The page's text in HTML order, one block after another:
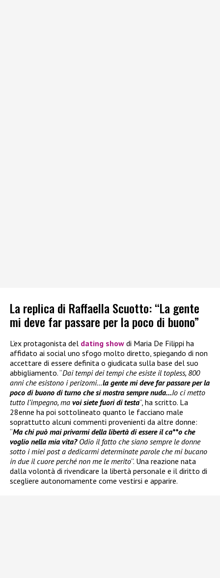
La replica di Raffaella Scuotto: “La gente
mi deve far passare per la poco di buono”
L’ex protagonista del dating show di Maria De Filippi ha
affidato ai social uno sfogo molto diretto, spiegando di non
accettare di essere definita o giudicata sulla base del suo
abbigliamento. “Dai tempi dei tempi che esiste il topless, 800
anni che esistono i perizomi…la gente mi deve far passare per la
poco di buono di turno che si mostra sempre nuda…Io ci metto
tutto l’impegno, ma voi siete fuori di testa”, ha scritto. La
28enne ha poi sottolineato quanto le facciano male
soprattutto alcuni commenti provenienti da altre donne:
“Ma chi può mai privarmi della libertà di essere il ca**o che
voglio nella mia vita? Odio il fatto che siano sempre le donne
sotto i miei post a dedicarmi determinate parole che mi bucano
in due il cuore perché non me le merito”. Una reazione nata
dalla volontà di rivendicare la libertà personale e il diritto di
scegliere autonomamente come vestirsi e apparire.